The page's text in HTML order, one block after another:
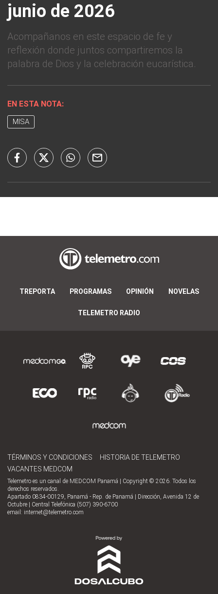
junio de 2026
Acompañanos en este espacio de fe y
reflexión donde juntos compartiremos la
palabra de Dios y la celebración eucarística.
EN ESTA NOTA:
MISA
TREPORTA PROGRAMAS OPINIÓN NOVELAS
TELEMETRO RADIO
TÉRMINOS Y CONDICIONES
HISTORIA DE TELEMETRO
VACANTES MEDCOM
Telemetro es un canal de MEDCOM Panamá | Copyright © 2026. Todos los
derechos reservados.
Apartado 0834-00129, Panamá - Rep. de Panamá | Dirección, Avenida 12 de
Octubre | Central Telefónica (507) 390-6700
email: internet@telemetro.com